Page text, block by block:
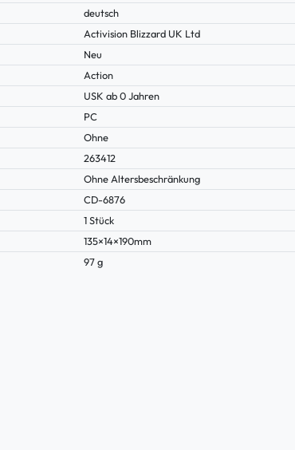
deutsch
Activision Blizzard UK Ltd
Neu
Action
USK ab 0 Jahren
PC
Ohne
263412
Ohne Altersbeschränkung
CD-6876
1 Stück
135×14×190mm
97 g